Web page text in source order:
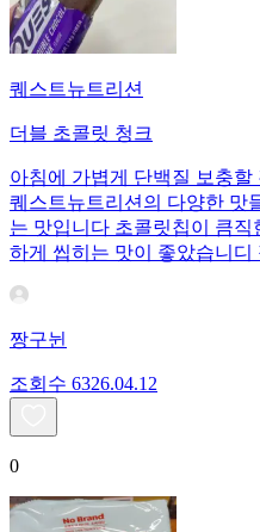
퀘스트뉴트리션
더블 초콜릿 청크
아침에 가볍게 단백질 보충할
퀘스트뉴트리션의 다양한 맛
는 맛입니다 초콜릿칩이 큼
하게 씹히는 맛이 좋았습니
짱구뉜
조회수 6326.04.12
0